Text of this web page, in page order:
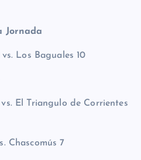
Jornada
Los Baguales 10
El Triangulo de Corrientes
Chascomús 7